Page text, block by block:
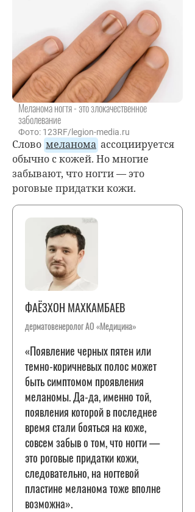
Меланома ногтя - это злокачественное
заболевание
Фото: 123RF/legion-media.ru
Слово меланома ассоциируется
обычно с кожей. Но многие
забывают, что ногти — это
роговые придатки кожи.
ФАЁЗХОН МАХКАМБАЕВ
дерматовенеролог АО «Медицина»
«Появление черных пятен или
темно-коричневых полос может
быть симптомом проявления
меланомы. Да-да, именно той,
появления которой в последнее
время стали бояться на коже,
совсем забыв о том, что ногти —
это роговые придатки кожи,
следовательно, на ногтевой
пластине меланома тоже вполне
возможна».